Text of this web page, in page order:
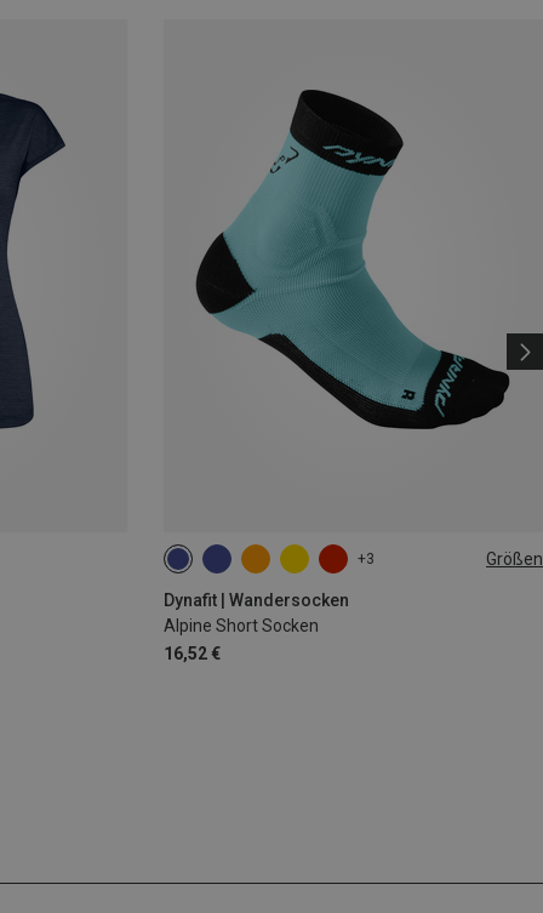
+3 Größen
Dynafit | Wandersocken
Alpine Short Socken
16,52 €
35|36|37|38 39|40|41|42